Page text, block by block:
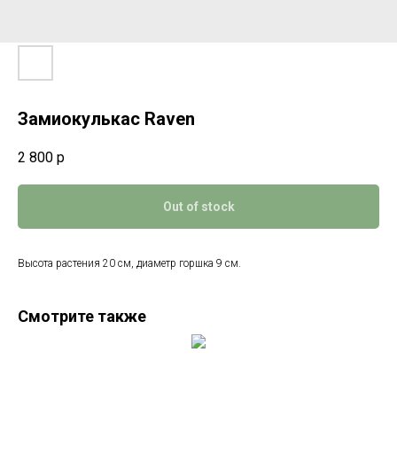
Замиокулькас Raven
2 800 р
Out of stock
Высота растения 20 см, диаметр горшка 9 см.
Смотрите также